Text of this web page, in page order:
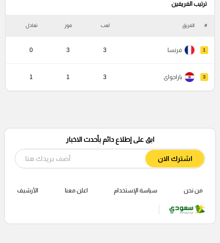
ترتيب الفريفين
# الفريق لعب فوز تعادل
1 فرنسا 3
3
0
3 باراجواى 3
1
1
ابق على إطلاع دائم بأحدث الاخبار
اشترك الان
من نحن سياسة الإستخدام اعلن معنا الأرشيف